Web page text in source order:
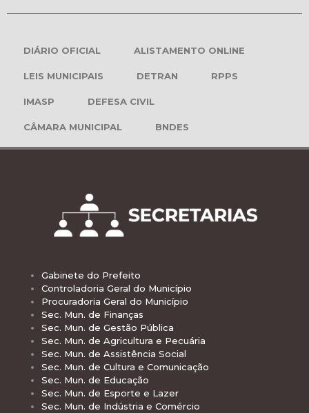
DIÁRIO OFICIAL ALISTAMENTO ONLINE
LEIS MUNICIPAIS DETRAN RPPS
IMASP DEFESA CIVIL
CÂMARA MUNICIPAL BNDES
Gabinete do Prefeito
Controladoria Geral do Município
Procuradoria Geral do Município
Sec. Mun. de Finanças
Sec. Mun. de Gestão Pública
Sec. Mun. de Agricultura e Pecuária
Sec. Mun. de Assistência Social
Sec. Mun. de Cultura e Comunicação
Sec. Mun. de Educação
Sec. Mun. de Esporte e Lazer
Sec. Mun. de Indústria e Comércio